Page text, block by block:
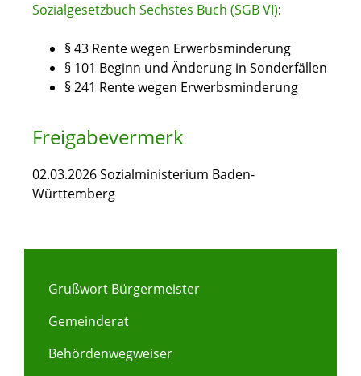
Sozialgesetzbuch Sechstes Buch (SGB VI):
§ 43 Rente wegen Erwerbsminderung
§ 101 Beginn und Änderung in Sonderfällen
§ 241 Rente wegen Erwerbsminderung
Freigabevermerk
02.03.2026Sozialministerium Baden-
Württemberg
Grußwort Bürgermeister
Gemeinderat
Behördenwegweiser